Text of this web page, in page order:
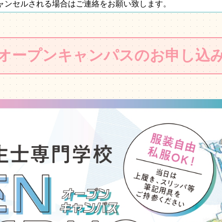
ンセルされる場合はご連絡をお願い致します。
ープンキャンパスのお申し込